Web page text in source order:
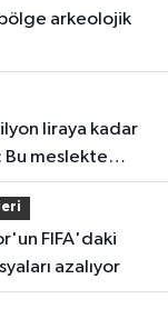
Bu meslekte
azalıyor